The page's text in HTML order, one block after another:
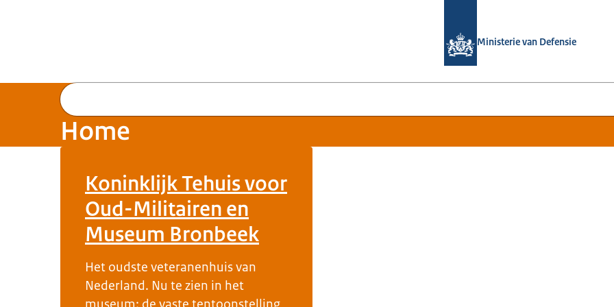
Ministerie van Defensie
Home
Koninklijk Tehuis voor
Oud-Militairen en
Museum Bronbeek
Het oudste veteranenhuis van
Nederland. Nu te zien in het